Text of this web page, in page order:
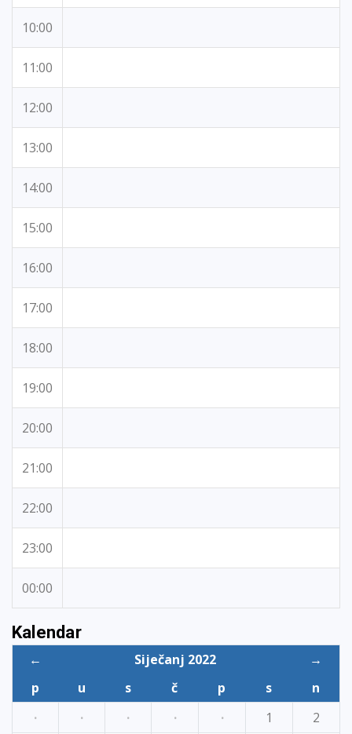
10:00
11:00
12:00
13:00
14:00
15:00
16:00
17:00
18:00
19:00
20:00
21:00
22:00
23:00
00:00
Kalendar
← Siječanj 2022
→
p
u s č p s
n
·
· · · · 1
2